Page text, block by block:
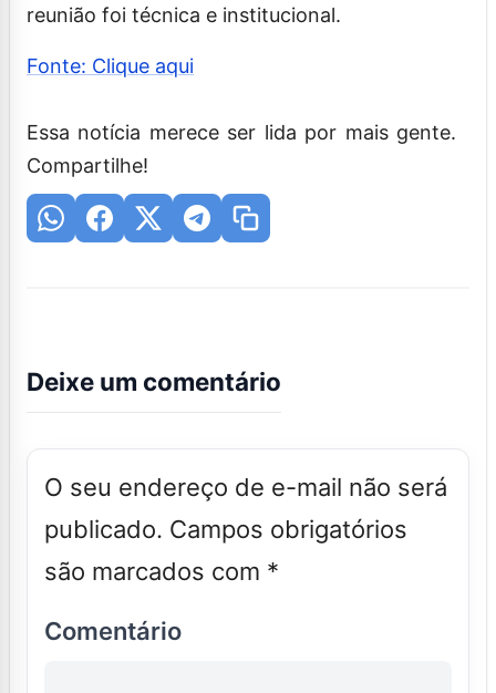
reunião foi técnica e institucional.
Fonte: Clique aqui
Essa notícia merece ser lida por mais gente.
Compartilhe!
Deixe um comentário
O seu endereço de e-mail não será
publicado. Campos obrigatórios
são marcados com *
Comentário